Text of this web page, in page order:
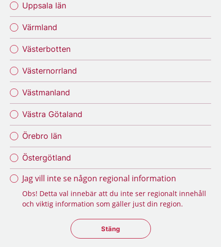
Uppsala län
Värmland
Västerbotten
Västernorrland
Västmanland
Västra Götaland
Örebro län
Östergötland
Jag vill inte se någon regional information
Obs! Detta val innebär att du inte ser regionalt innehåll
och viktig information som gäller just din region.
Stäng regionsväljaren
Stäng